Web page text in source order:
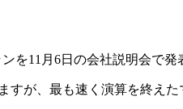
11月6日の会社説明会で発
が、最も速く演算を終え